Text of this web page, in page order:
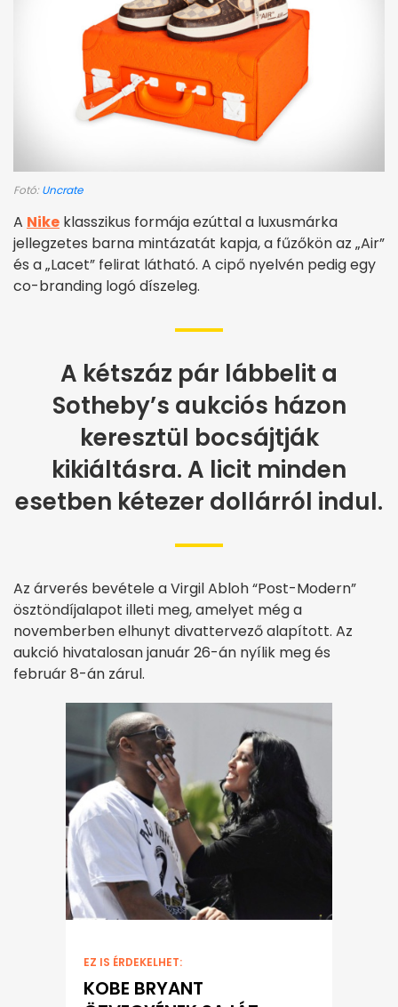
Fotó: Uncrate
A Nike klasszikus formája ezúttal a luxusmárka
jellegzetes barna mintázatát kapja, a fűzőkön az „Air”
és a „Lacet” felirat látható. A cipő nyelvén pedig egy
co-branding logó díszeleg.
A kétszáz pár lábbelit a
Sotheby’s aukciós házon
keresztül bocsájtják
kikiáltásra. A licit minden
esetben kétezer dollárról indul.
Az árverés bevétele a Virgil Abloh “Post-Modern”
ösztöndíjalapot illeti meg, amelyet még a
novemberben elhunyt divattervező alapított. Az
aukció hivatalosan január 26-án nyílik meg és
február 8-án zárul.
EZ IS ÉRDEKELHET:
KOBE BRYANT